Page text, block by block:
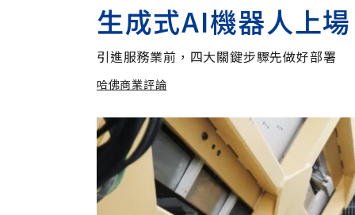
生成式AI機器人上
引進服務業前，四大關鍵步驟先做好部署
哈佛商業評論
哈佛商業評論 加入追蹤